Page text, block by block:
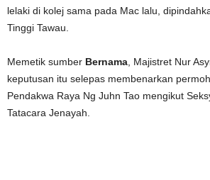
lelaki di kolej sama pada Mac lalu,
Tinggi Tawau.
Memetik sumber Bernama , Majistret Nur
keputusan itu selepas membenarkan
Pendakwa Raya Ng Juhn Tao mengikut
Tatacara Jenayah.